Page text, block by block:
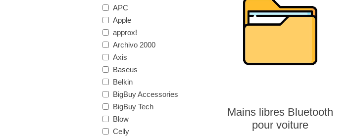
APC
Apple
approx!
Archivo 2000
Axis
Baseus
Belkin
BigBuy Accessories
BigBuy Tech
Blow
Celly
Mains libres Bluetooth
pour voiture